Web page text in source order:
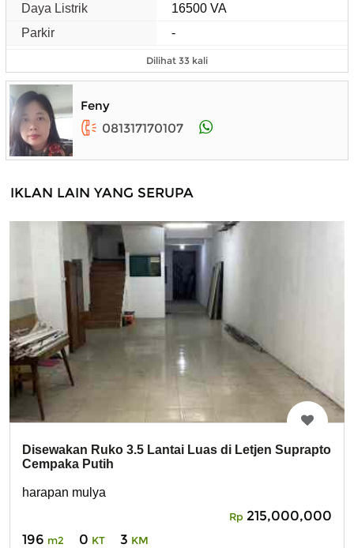
Daya Listrik
16500 VA
Parkir
-
Dilihat 33 kali
Feny
081317170107
IKLAN LAIN YANG SERUPA
Disewakan Ruko 3.5 Lantai Luas di Letjen Suprapto
Cempaka Putih
harapan mulya
Rp 215,000,000
196 m2 0 KT 3 KM